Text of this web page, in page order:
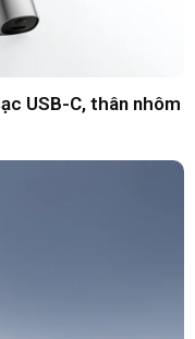
cho 67 dòng máy
USB-C, thân nhôm